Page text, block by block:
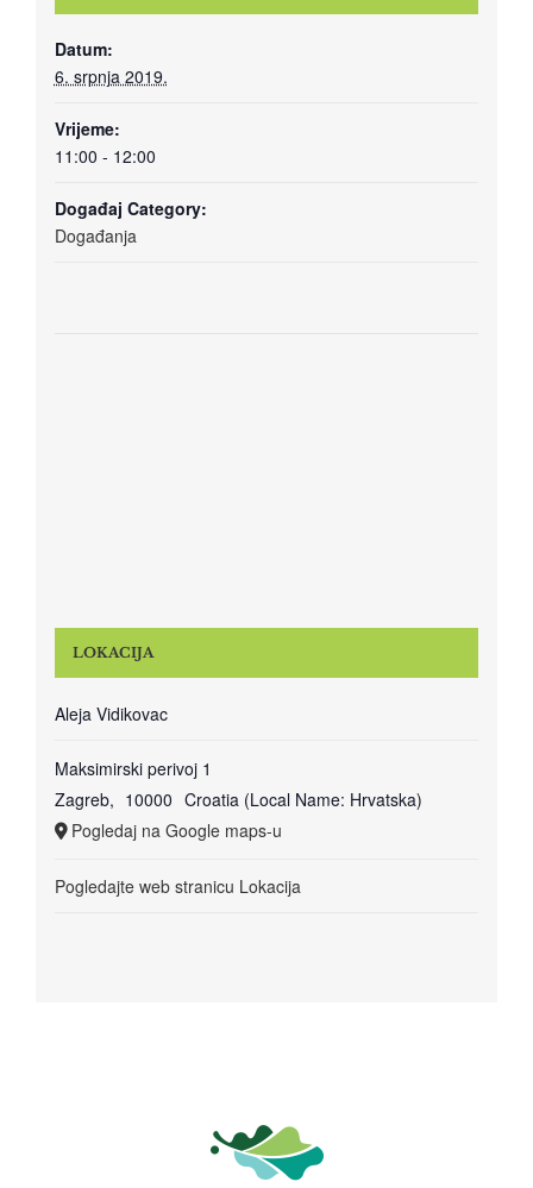
Datum:
6. srpnja 2019.
Vrijeme:
11:00 - 12:00
Događaj Category:
Događanja
LOKACIJA
Aleja Vidikovac
Maksimirski perivoj 1
Zagreb, 10000 Croatia (Local Name: Hrvatska)
Pogledaj na Google maps-u
Pogledajte web stranicu Lokacija